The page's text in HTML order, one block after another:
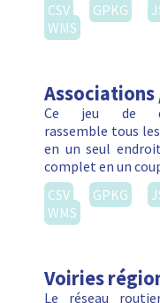
CSV
GPKG
WMS
Associations
Ce jeu de
rassemble tous
en un seul
complet en un
CSV
GPKG
WMS
Voiries
Le réseau